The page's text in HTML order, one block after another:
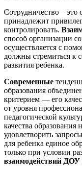
Сотрудничество – это
принадлежит
контролировать.
способ организации
осуществляется с
должны стремиться к
развития ребенка.
Современные
образования
критерием — его
от уровня
педагогической
качества
удовлетворить
для ребенка единое
только при условии
взаимодействий ДОУ